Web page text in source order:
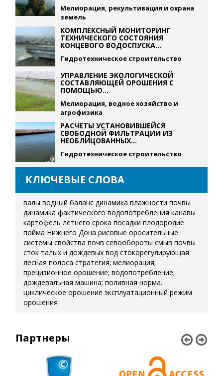
Мелиорация, рекультивация и охрана
земель
КОМПЛЕКСНЫЙ МОНИТОРИНГ
ТЕХНИЧЕСКОГО СОСТОЯНИЯ
КОНЦЕВОГО ВОДОСПУСКА...
Гидротехническое строительство
УПРАВЛЕНИЕ ЭКОЛОГИЧЕСКОЙ
СОСТАВЛЯЮЩЕЙ ОРОШЕНИЯ С
ПОМОЩЬЮ...
Мелиорация, водное хозяйство и
агрофизика
РАСЧЕТЫ УСТАНОВИВШЕЙСЯ
СВОБОДНОЙ ФИЛЬТРАЦИИ ИЗ
НЕОБЛИЦОВАННЫХ...
Гидротехническое строительство
КЛЮЧЕВЫЕ СЛОВА
валы водный баланс динамика влажности почвы
динамика фактического водопотребления канавы
картофель летнего срока посадки плодородие
пойма Нижнего Дона рисовые оросительные
системы свойства почв севообороты смыв почвы
сток талых и дождевых вод стокорегулирующая
лесная полоса стратегия; мелиорация;
прецизионное орошение; водопотребление;
дождевальная машина; поливная норма.
циклическое орошение эксплуатационный режим
орошения
Партнеры